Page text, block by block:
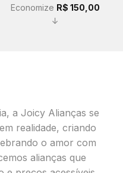
Economize R$ 150,00
↓
a Joicy Alianças se
realidade, criando
o amor com
alianças que